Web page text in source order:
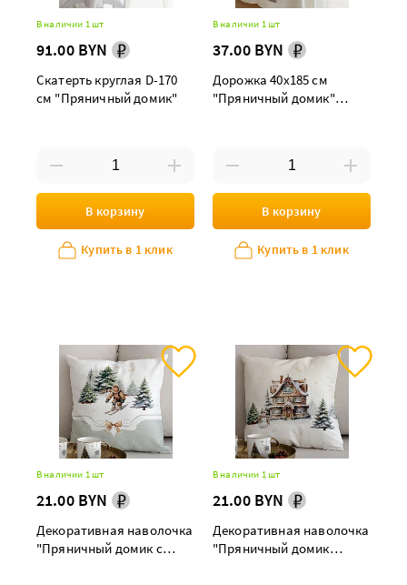
В наличии 1 шт
91.00 BYN
Скатерть круглая D-170
см "Пряничный домик"
В корзину
Купить в 1 клик
В наличии 1 шт
37.00 BYN
Дорожка 40х185 см
"Пряничный домик"
В корзину
Купить в 1 клик
В наличии 1 шт
21.00 BYN
Декоративная наволочка
"Пряничный домик с
В наличии 1 шт
21.00 BYN
Декоративная наволочка
"Пряничный домик